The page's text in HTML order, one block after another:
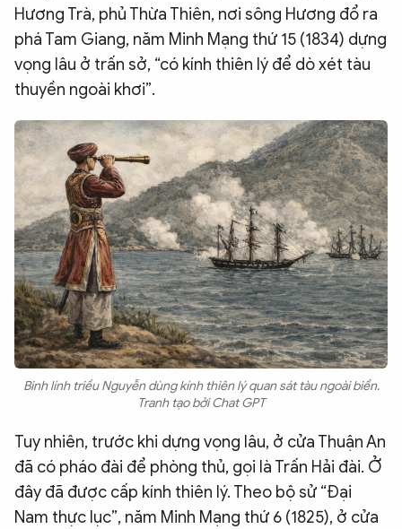
Infographic
Chuyên trang An ninh thế giới
Văn nghệ Công an
Chuyên đề
Hương Trà, phủ Thừa Thiên, nơi sông Hương đổ ra
phá Tam Giang, năm Minh Mạng thứ 15 (1834) dựng
vọng lâu ở trấn sở, “có kính thiên lý để dò xét tàu
thuyền ngoài khơi”.
Binh lính triều Nguyễn dùng kính thiên lý quan sát tàu ngoài biển.
Tranh tạo bởi Chat GPT
Tuy nhiên, trước khi dựng vọng lâu, ở cửa Thuận An
đã có pháo đài để phòng thủ, gọi là Trấn Hải đài. Ở
đây đã được cấp kính thiên lý. Theo bộ sử “Đại
Nam thực lục”, năm Minh Mạng thứ 6 (1825), ở cửa